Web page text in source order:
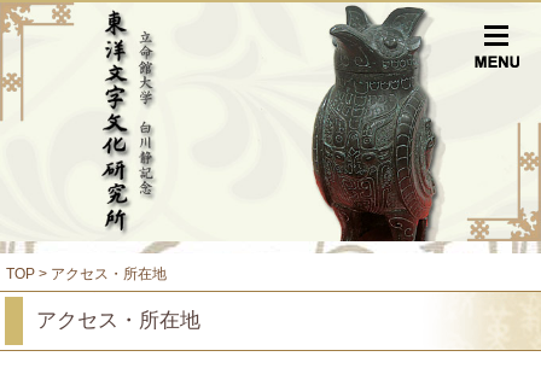
TOP アクセス・所在地
アクセス・所在地